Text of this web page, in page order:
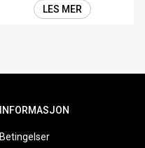
LES MER
INFORMASJON
Betingelser